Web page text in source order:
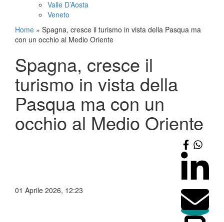
Valle D’Aosta
Veneto
Home » Spagna, cresce il turismo in vista della Pasqua ma
con un occhio al Medio Oriente
Spagna, cresce il
turismo in vista della
Pasqua ma con un
occhio al Medio Oriente
01 Aprile 2026, 12:23